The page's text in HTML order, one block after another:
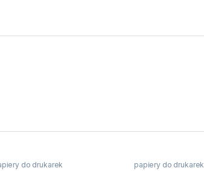
do drukarek papiery do drukarek